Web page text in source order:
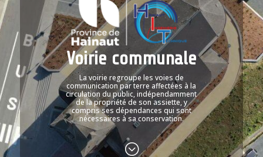
Voirie communale
La voirie regroupe les voies de
communication par terre affectées à la
circulation du public, indépendamment
de la propriété de son assiette, y
compris ses dépendances qui sont
nécessaires à sa conservation.
;